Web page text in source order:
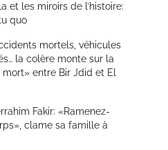
et les miroirs de l’histoire:
quo
mortels, véhicules
la colère monte sur la
entre Bir Jdid et El
Fakir: «Ramenez-
clame sa famille à